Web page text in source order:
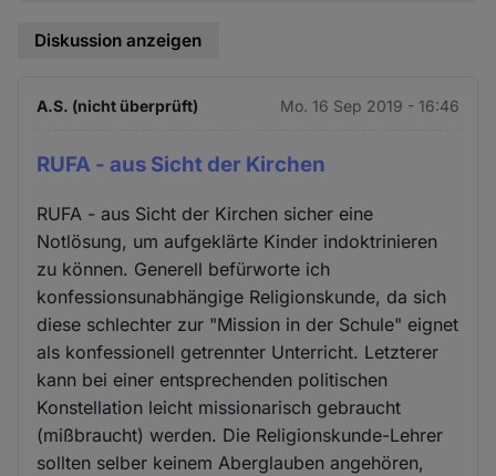
Diskussion anzeigen
A.S. (nicht überprüft) Mo. 16 Sep 2019 - 16:46
RUFA - aus Sicht der Kirchen
RUFA - aus Sicht der Kirchen sicher eine
Notlösung, um aufgeklärte Kinder indoktrinieren
zu können. Generell befürworte ich
konfessionsunabhängige Religionskunde, da sich
diese schlechter zur "Mission in der Schule" eignet
als konfessionell getrennter Unterricht. Letzterer
kann bei einer entsprechenden politischen
Konstellation leicht missionarisch gebraucht
(mißbraucht) werden. Die Religionskunde-Lehrer
sollten selber keinem Aberglauben angehören,